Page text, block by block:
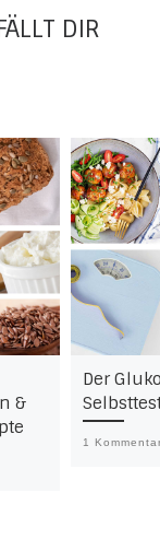
DIR
&
Der
1 Kommentar